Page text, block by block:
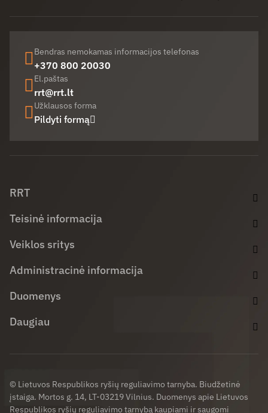
Bendras nemokamas informacijos telefonas
+370 800 20030
El.paštas
rrt@rrt.lt
Užklausos forma
Pildyti formą
RRT
Teisinė informacija
Veiklos sritys
Administracinė informacija
Duomenys
Daugiau
© Lietuvos Respublikos ryšių reguliavimo tarnyba. Biudžetinė
įstaiga. Mortos g. 14, LT-03219 Vilnius. Duomenys apie Lietuvos
Respublikos ryšių reguliavimo tarnybą kaupiami ir saugomi